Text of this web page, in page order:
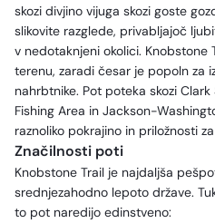
skozi divjino vijuga skozi goste
slikovite razglede, privabljajoč
v nedotaknjeni okolici. Knobstone
terenu, zaradi česar je popoln za
nahrbtnike. Pot poteka skozi
Fishing Area in Jackson-
raznoliko pokrajino in priložnosti
Značilnosti poti
Knobstone Trail je najdaljša
srednjezahodno lepoto države.
to pot naredijo edinstveno: